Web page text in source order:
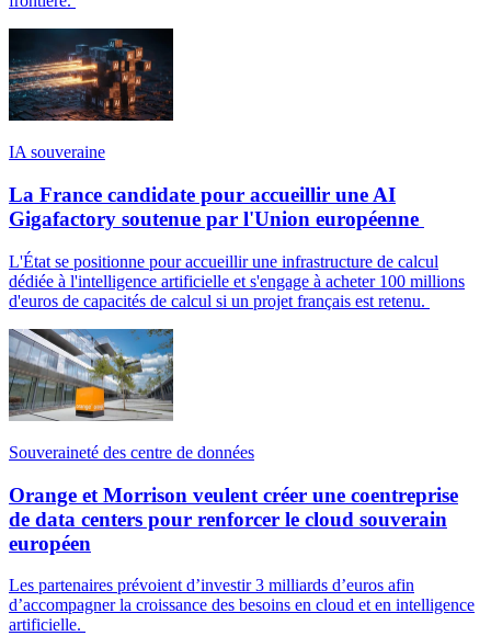
IA souveraine
La France candidate pour accueillir une AI
Gigafactory soutenue par l'Union européenne
L'État se positionne pour accueillir une infrastructure de calcul
dédiée à l'intelligence artificielle et s'engage à acheter 100 millions
d'euros de capacités de calcul si un projet français est retenu.
Souveraineté des centre de données
Orange et Morrison veulent créer une coentreprise
de data centers pour renforcer le cloud souverain
européen
Les partenaires prévoient d’investir 3 milliards d’euros afin
d’accompagner la croissance des besoins en cloud et en intelligence
artificielle.